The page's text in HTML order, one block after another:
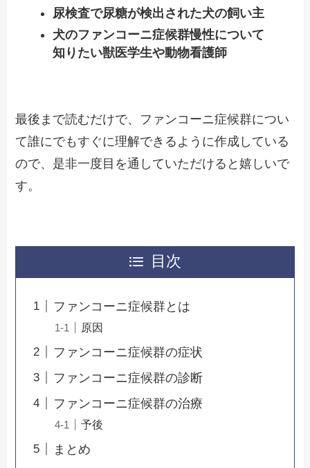
尿検査で尿糖が検出された犬の飼い主
犬のファンコーニ症候群慢性について
知りたい獣医学生や動物看護師
最後まで読むだけで、ファンコーニ症候群につい
て誰にでもすぐに理解できるように作成している
ので、是非一度目を通していただけると嬉しいで
す。
目次
ファンコーニ症候群とは
原因
ファンコーニ症候群の症状
ファンコーニ症候群の診断
ファンコーニ症候群の治療
予後
まとめ